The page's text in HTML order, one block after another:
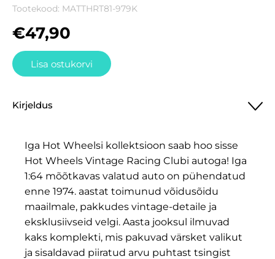
Tootekood: MATTHRT81-979K
€47,90
Lisa ostukorvi
Kirjeldus
Iga Hot Wheelsi kollektsioon saab hoo sisse
Hot Wheels Vintage Racing Clubi autoga! Iga
1:64 mõõtkavas valatud auto on pühendatud
enne 1974. aastat toimunud võidusõidu
maailmale, pakkudes vintage-detaile ja
eksklusiivseid velgi. Aasta jooksul ilmuvad
kaks komplekti, mis pakuvad värsket valikut
ja sisaldavad piiratud arvu puhtast tsingist